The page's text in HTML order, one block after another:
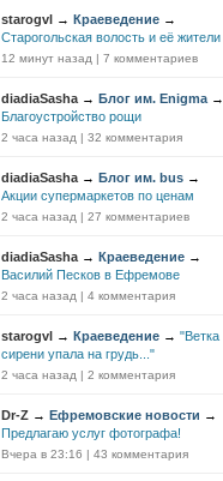
starogvl → Краеведение →
Старогольская волость и её жители
12 минут назад | 7 комментариев
diadiaSasha → Блог им. Enigma →
Благоустройство рощи
2 часа назад | 32 комментария
diadiaSasha → Блог им. bus →
Акции супермаркетов по ценам
2 часа назад | 27 комментариев
diadiaSasha → Краеведение →
Василий Песков в Ефремове
2 часа назад | 4 комментария
starogvl → Краеведение → "Ветка
сирени упала на грудь..."
2 часа назад | 2 комментария
Dr-Z → Ефремовские новости →
Предлагаю услуг фотографа!
Вчера в 23:16 | 43 комментария